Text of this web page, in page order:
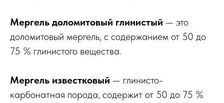
Мергель доломитовый глинистый — это
доломитовый мергель, с содержанием от 50 до
75 % глинистого вещества.
Мергель известковый — глинисто-
карбонатная порода, содержит от 50 до 75 %